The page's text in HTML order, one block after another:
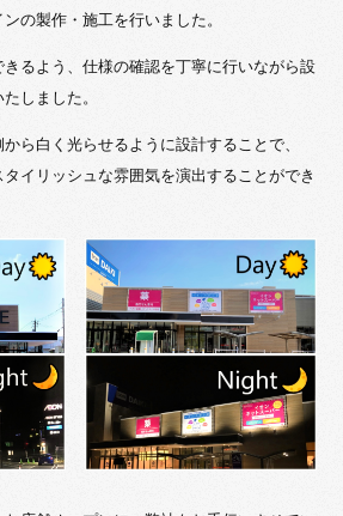
の製作・施工を行いました。
るよう、仕様の確認を丁寧に行いながら設
しました。
ら白く光らせるように設計することで、
イリッシュな雰囲気を演出することができ